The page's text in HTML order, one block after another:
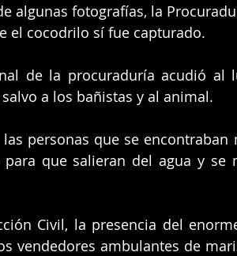
algunas fotografías, la
el cocodrilo sí fue capturado.
de la procuraduría acudió al
a los bañistas y al animal.
personas que se encontraban
que salieran del agua y se
Civil, la presencia del
vendedores ambulantes de